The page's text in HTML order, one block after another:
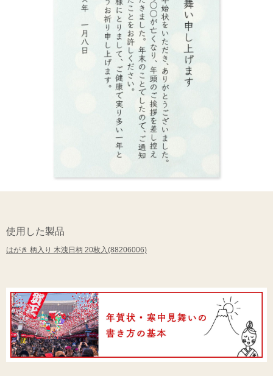
使用した製品
はがき 柄入り 木洩日柄 20枚入(88206006)